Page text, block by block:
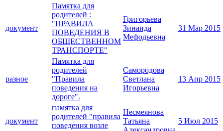
документ
Памятка для
родителей :
"ПРАВИЛА
ПОВЕДЕНИЯ В
ОБЩЕСТВЕННОМ
ТРАНСПОРТЕ"
Григорьева
Зинаида
Мефодьевна
31 Мар 2015
разное
Памятка для
родителей
"Правила
поведения на
дороге".
Самородова
Светлана
Игорьевна
13 Апр 2015
документ
памятка для
родителей "правила
поведения возле
Несмеянова
Татьяна
5 Июл 2015